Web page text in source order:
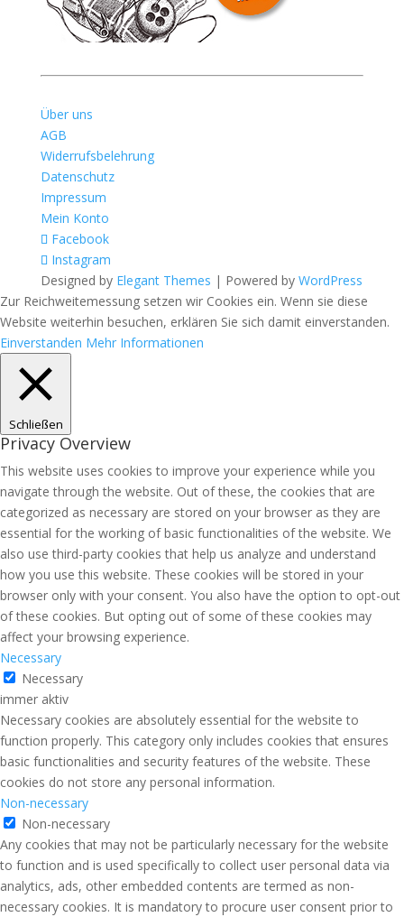
Über uns
AGB
Widerrufsbelehrung
Datenschutz
Impressum
Mein Konto
Facebook
Instagram
Designed by Elegant Themes | Powered by WordPress
Zur Reichweitemessung setzen wir Cookies ein. Wenn sie diese
Website weiterhin besuchen, erklären Sie sich damit einverstanden.
Einverstanden Mehr Informationen
Schließen
Privacy Overview
This website uses cookies to improve your experience while you
navigate through the website. Out of these, the cookies that are
categorized as necessary are stored on your browser as they are
essential for the working of basic functionalities of the website. We
also use third-party cookies that help us analyze and understand
how you use this website. These cookies will be stored in your
browser only with your consent. You also have the option to opt-out
of these cookies. But opting out of some of these cookies may
affect your browsing experience.
Necessary
Necessary
immer aktiv
Necessary cookies are absolutely essential for the website to
function properly. This category only includes cookies that ensures
basic functionalities and security features of the website. These
cookies do not store any personal information.
Non-necessary
Non-necessary
Any cookies that may not be particularly necessary for the website
to function and is used specifically to collect user personal data via
analytics, ads, other embedded contents are termed as non-
necessary cookies. It is mandatory to procure user consent prior to